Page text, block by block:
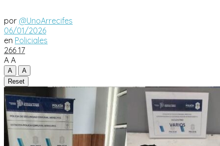
por @UnoArrecifes
06/01/2026
en Policiales
266 17
A A
A
A
Reset